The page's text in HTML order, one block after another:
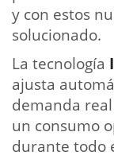
y con estos
solucionado.
La tecnología
ajusta
demanda
un consumo
durante todo